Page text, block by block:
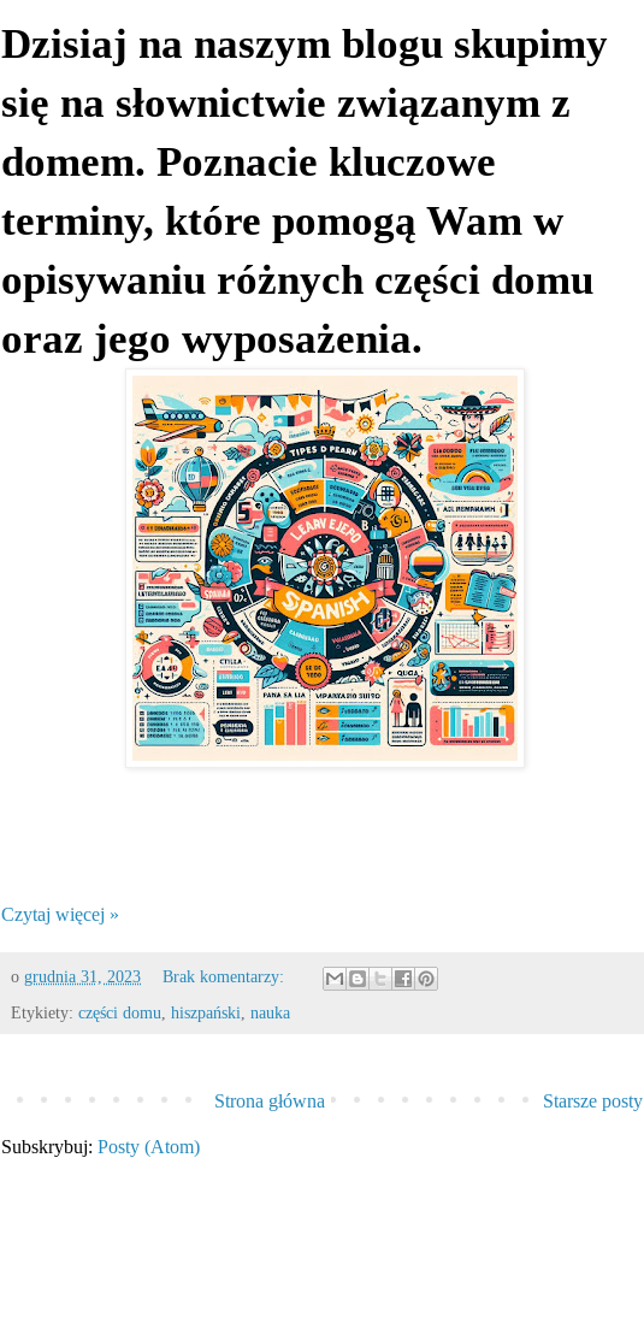
Dzisiaj na naszym blogu skupimy
się na słownictwie związanym z
domem. Poznacie kluczowe
terminy, które pomogą Wam w
opisywaniu różnych części domu
oraz jego wyposażenia.
Czytaj więcej »
o grudnia 31, 2023
Brak komentarzy:
Etykiety: części domu hiszpański nauka
Starsze posty
Strona główna
Subskrybuj: Posty (Atom)